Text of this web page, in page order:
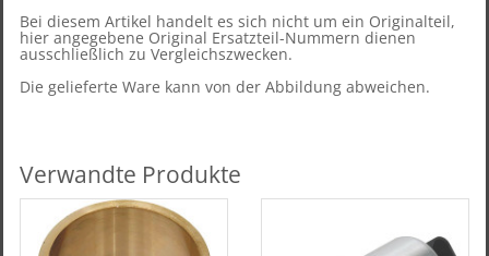
Bei diesem Artikel handelt es sich nicht um ein Originalteil,
hier angegebene Original Ersatzteil-Nummern dienen
ausschließlich zu Vergleichszwecken.
Die gelieferte Ware kann von der Abbildung abweichen.
Verwandte Produkte